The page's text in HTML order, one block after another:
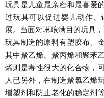
玩具是儿童最亲密和最喜爱
过玩具可以促进婴儿动作
展。当面对琳琅满目的玩具
玩具制造的原料有塑胶布、
其中聚乙烯、聚丙烯和聚苯
烯则是毒性很大的化合物，
人已另外，在制造聚氯乙烯
增塑剂和防止老化的稳定剂